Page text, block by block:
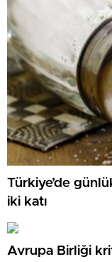
Türkiye’de
iki katı
Avrupa Birliği